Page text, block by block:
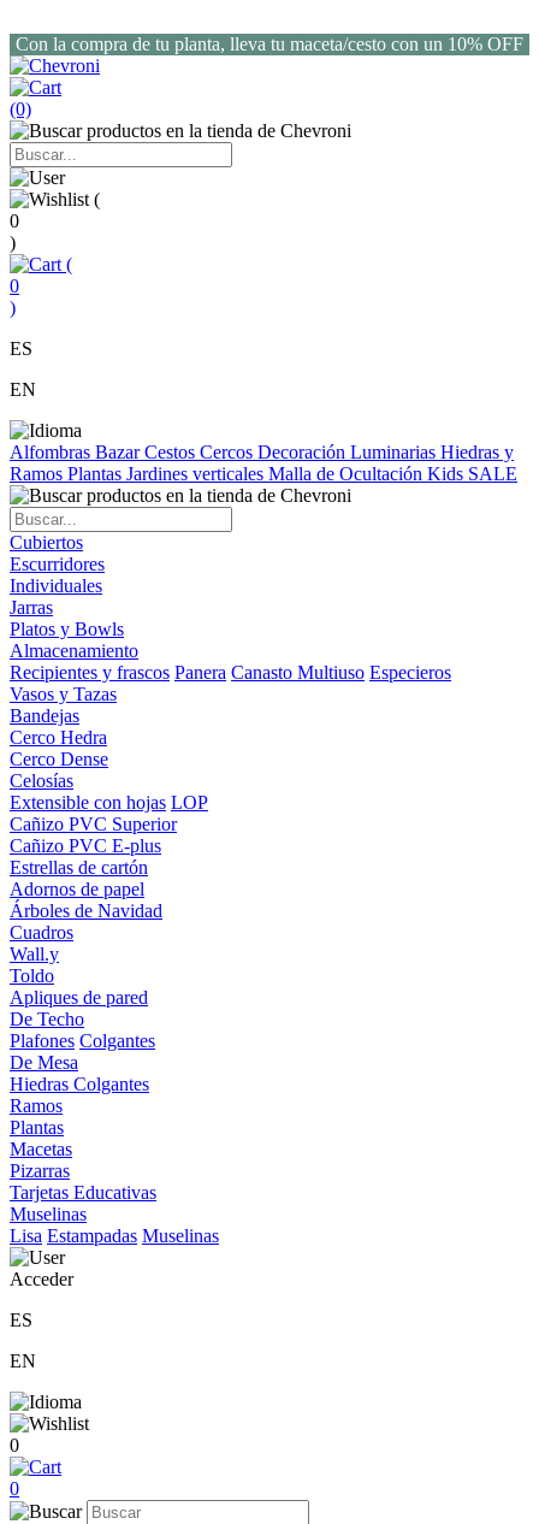
Con la compra de tu planta, lleva tu maceta/cesto con un 10% OFF
(0)
(
0
)
(
0
)
ES
EN
Alfombras BazarCestos Cercos Decoración Luminarias Hiedras y
Ramos Plantas Jardines verticales Malla de Ocultación Kids SALE
Cubiertos
Escurridores
Individuales
Jarras
Platos y Bowls
Almacenamiento
Recipientes y frascos Panera Canasto Multiuso Especieros
Vasos y Tazas
Bandejas
Cerco Hedra
Cerco Dense
Celosías
Extensible con hojas LOP
Cañizo PVC Superior
Cañizo PVC E-plus
Estrellas de cartón
Adornos de papel
Árboles de Navidad
Cuadros
Wall.y
Toldo
Apliques de pared
De Techo
Plafones Colgantes
De Mesa
Hiedras Colgantes
Ramos
Plantas
Macetas
Pizarras
Tarjetas Educativas
Muselinas
Lisa Estampadas Muselinas
Acceder
ES
EN
0
0